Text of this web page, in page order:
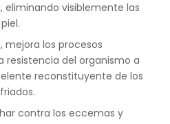
eliminando visiblemente las
los procesos
resistencia del organismo a
reconstituyente de los
contra los eccemas y